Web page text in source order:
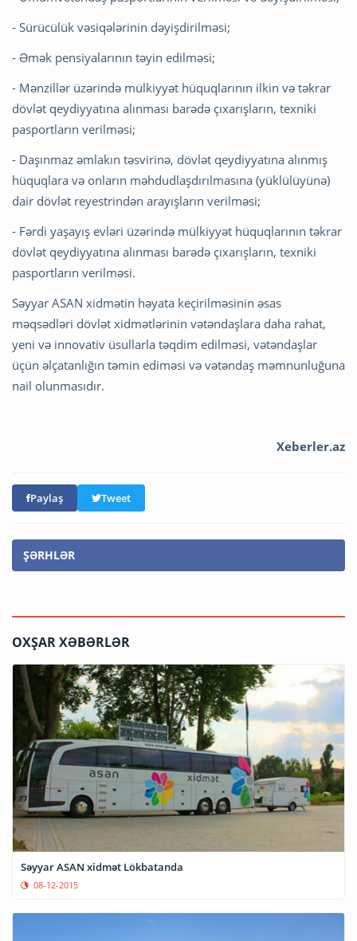
- Sürücülük vəsiqələrinin dəyişdirilməsi;
- Əmək pensiyalarının təyin edilməsi;
- Mənzillər üzərində mülkiyyət hüquqlarının ilkin və təkrar
dövlət qeydiyyatına alınması barədə çıxarışların, texniki
pasportların verilməsi;
- Daşınmaz əmlakın təsvirinə, dövlət qeydiyyatına alınmış
hüquqlara və onların məhdudlaşdırılmasına (yüklülüyünə)
dair dövlət reyestrindən arayışların verilməsi;
- Fərdi yaşayış evləri üzərində mülkiyyət hüquqlarının təkrar
dövlət qeydiyyatına alınması barədə çıxarışların, texniki
pasportların verilməsi.
Səyyar ASAN xidmətin həyata keçirilməsinin əsas
məqsədləri dövlət xidmətlərinin vətəndaşlara daha rahat,
yeni və innovativ üsullarla təqdim edilməsi, vətəndaşlar
üçün əlçatanlığın təmin ediməsi və vətəndaş məmnunluğuna
nail olunmasıdır.
Xeberler.az
Paylaş Tweet
ŞƏRHLƏR
OXŞAR XƏBƏRLƏR
Səyyar ASAN xidmət Lökbatanda
08-12-2015